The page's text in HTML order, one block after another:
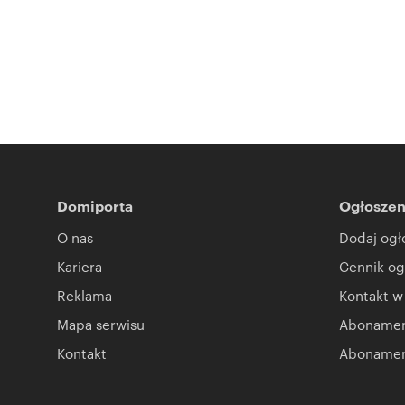
Domiporta
O nas
Kariera
Reklama
Mapa serwisu
Kontakt
Dodaj
Cennik
Kontakt